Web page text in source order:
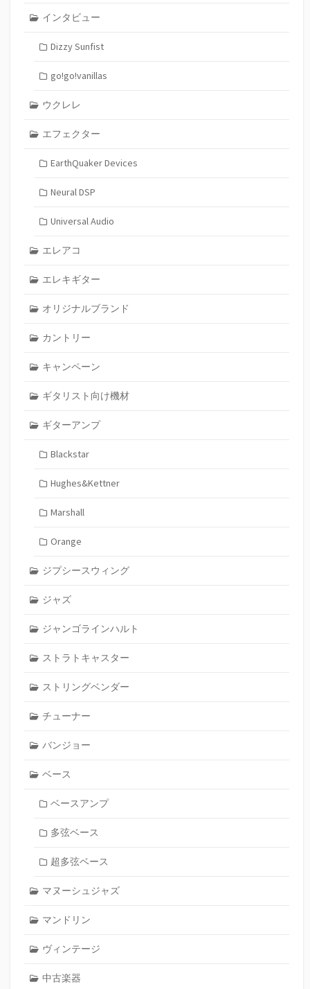
インタビュー
Dizzy Sunfist
go!go!vanillas
ウクレレ
エフェクター
EarthQuaker Devices
Neural DSP
Universal Audio
エレアコ
エレキギター
オリジナルブランド
カントリー
キャンペーン
ギタリスト向け機材
ギターアンプ
Blackstar
Hughes&Kettner
Marshall
Orange
ジプシースウィング
ジャズ
ジャンゴラインハルト
ストラトキャスター
ストリングベンダー
チューナー
バンジョー
ベース
ベースアンプ
多弦ベース
超多弦ベース
マヌーシュジャズ
マンドリン
ヴィンテージ
中古楽器